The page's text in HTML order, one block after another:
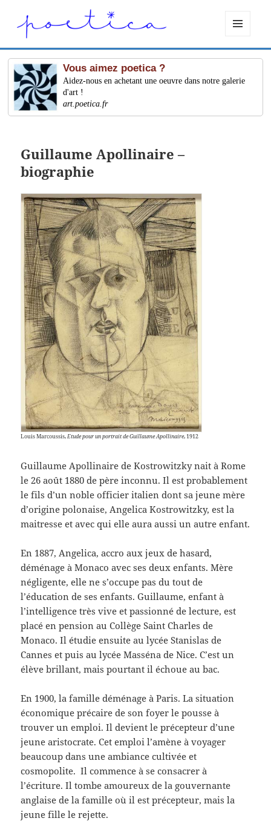
ET
WIDGETS
Vous aimez poetica ?
Aidez-nous en achetant une oeuvre dans notre galerie
d'art !
art.poetica.fr
Guillaume Apollinaire –
biographie
Louis Marcoussis,Etude pour un portrait de Guillaume Apollinaire, 1912
Guillaume Apollinaire de Kostrowitzky nait à Rome
le 26 août 1880 de père inconnu. Il est probablement
le fils d’un noble officier italien dont sa jeune mère
d’origine polonaise, Angelica Kostrowitzky, est la
maitresse et avec qui elle aura aussi un autre enfant.
En 1887, Angelica, accro aux jeux de hasard,
déménage à Monaco avec ses deux enfants. Mère
négligente, elle ne s’occupe pas du tout de
l’éducation de ses enfants. Guillaume, enfant à
l’intelligence très vive et passionné de lecture, est
placé en pension au Collège Saint Charles de
Monaco. Il étudie ensuite au lycée Stanislas de
Cannes et puis au lycée Masséna de Nice. C’est un
élève brillant, mais pourtant il échoue au bac.
En 1900, la famille déménage à Paris. La situation
économique précaire de son foyer le pousse à
trouver un emploi. Il devient le précepteur d’une
jeune aristocrate. Cet emploi l’amène à voyager
beaucoup dans une ambiance cultivée et
cosmopolite. Il commence à se consacrer à
l’écriture. Il tombe amoureux de la gouvernante
anglaise de la famille où il est précepteur, mais la
jeune fille le rejette.